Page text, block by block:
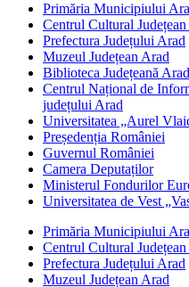
Primăria Municipiului
Centrul Cultural
Prefectura Județului Arad
Muzeul Județean Arad
Biblioteca Județeană Arad
Centrul Național de
județului Arad
Universitatea „Aurel
Președenția României
Guvernul României
Camera Deputaților
Ministerul Fondurilor
Universitatea de Vest
Primăria Municipiului
Centrul Cultural
Prefectura Județului Arad
Muzeul Județean Arad